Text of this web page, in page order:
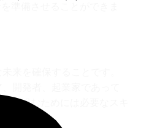
準備させることができま
来を確保することです。
開発者、起業家であって
り組むためには必要なスキ
きます。